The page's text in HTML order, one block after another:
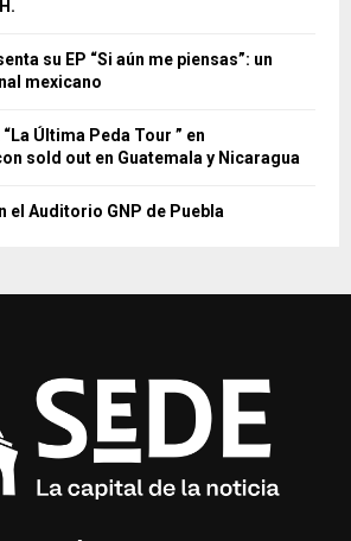
su EP “Si aún me piensas”: un
mexicano
Última Peda Tour ” en
sold out en Guatemala y Nicaragua
el Auditorio GNP de Puebla